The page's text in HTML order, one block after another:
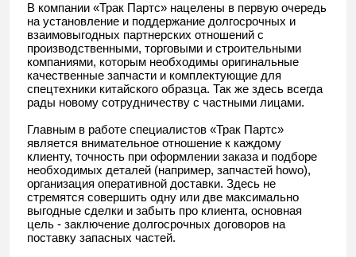
В компании «Трак Партс» нацелены в первую очередь
на установление и поддержание долгосрочных и
взаимовыгодных партнерских отношений с
производственными, торговыми и строительными
компаниями, которым необходимы оригинальные
качественные запчасти и комплектующие для
спецтехники китайского образца. Так же здесь всегда
рады новому сотрудничеству с частными лицами.
Главным в работе специалистов «Трак Партс»
является внимательное отношение к каждому
клиенту, точность при оформлении заказа и подборе
необходимых деталей (например, запчастей howo),
организация оперативной доставки. Здесь не
стремятся совершить одну или две максимально
выгодные сделки и забыть про клиента, основная
цель - заключение долгосрочных договоров на
поставку запасных частей.